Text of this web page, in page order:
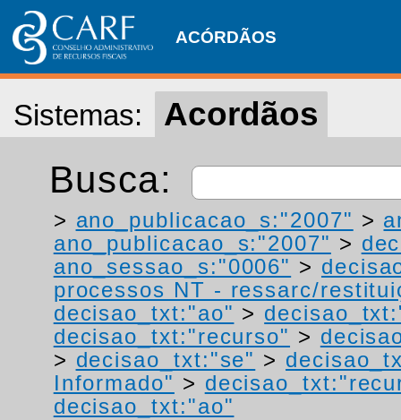
ACÓRDÃOS
Sistemas: Acordãos
Busca:
> ano_publicacao_s:"2007" >
ano_publicacao_s:"2007" >
ano_sessao_s:"0006" >
processos NT - ressarc/
decisao_txt:"ao" >
decisao_txt:"recurso" >
> decisao_txt:"se" >
Informado" >
decisao_txt:"ao"